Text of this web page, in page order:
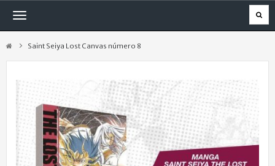
Navegación
Saint Seiya Lost Canvas número 8